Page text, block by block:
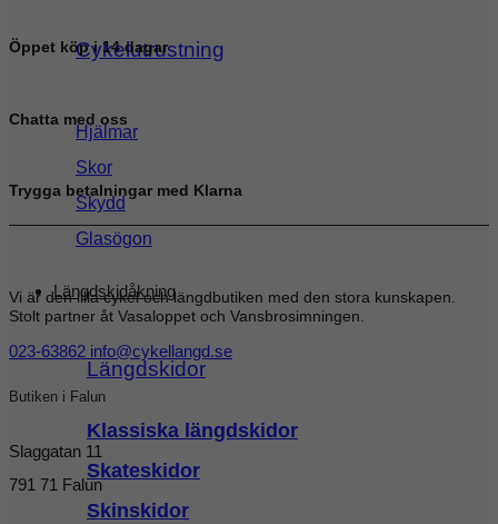
Cykelutrustning
Hjälmar
Skor
Skydd
Glasögon
Längdskidåkning
Längdskidor
Klassiska längdskidor
Skateskidor
Skinskidor
Öppet köp i 14 dagar
Chatta med oss
Trygga betalningar med Klarna
Vi är den lilla cykel och längdbutiken med den stora kunskapen.
Stolt partner åt Vasaloppet och Vansbrosimningen.
023-63862 info@cykellangd.se
Butiken i Falun
Slaggatan 11
791 71 Falun